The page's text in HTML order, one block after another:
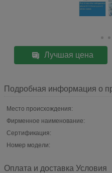
Лучшая цена
Подробная информация о
Место происхождения:
Фирменное наименование:
Сертификация:
Номер модели:
Оплата и доставка Условия